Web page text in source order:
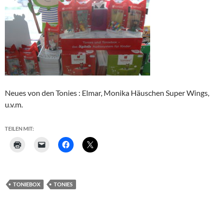
Neues von den Tonies : Elmar, Monika Häuschen Super Wings,
u.v.m.
TEILEN MIT:
TONIEBOX TONIES